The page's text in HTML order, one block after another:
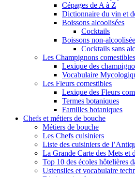
Cépages de A à Z
Dictionnaire du vin et
Boissons alcoolisées
Cocktails
Boissons non-
Cocktails sans
Les Champignons comestibles
Lexique des
Vocabulaire
Les Fleurs comestibles
Lexique des Fleurs
Termes botaniques
Familles botaniques
Chefs et métiers de bouche
Métiers de bouche
Les Chefs cuisiniers
Liste des cuisiniers de
La Grande Carte des Mets et
Top 10 des écoles hôtelières
Ustensiles et vocabulaire